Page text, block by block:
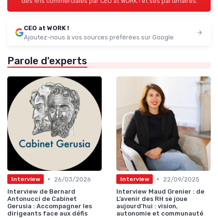
CEO at WORK !
Ajoutez-nous à vos sources préférées sur Google
Parole d'experts
Interview •
26/03/2026
Interview de Bernard
Antonucci de Cabinet
Gerusia : Accompagner les
dirigeants face aux défis
Interview •
22/09/2025
Interview Maud Grenier : de
L’avenir des RH se joue
aujourd'hui : vision,
autonomie et communauté